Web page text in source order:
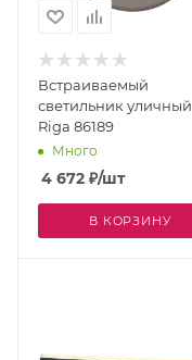
Встраиваемый
светильник уличный
Riga 86189
Много
4 672 ₽/шт
В КОРЗИНУ